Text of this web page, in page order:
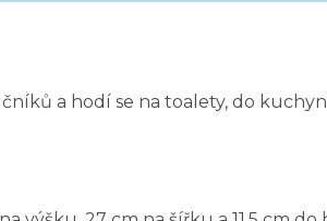
a hodí se na toalety, do